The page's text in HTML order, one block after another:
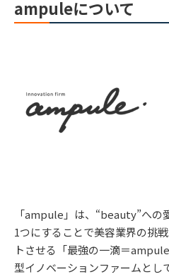
ampuleについて
「ampule」は、“beauty”への
1つにすることで美容業界の挑
トさせる「最強の一滴＝
型イノベーションファームとし